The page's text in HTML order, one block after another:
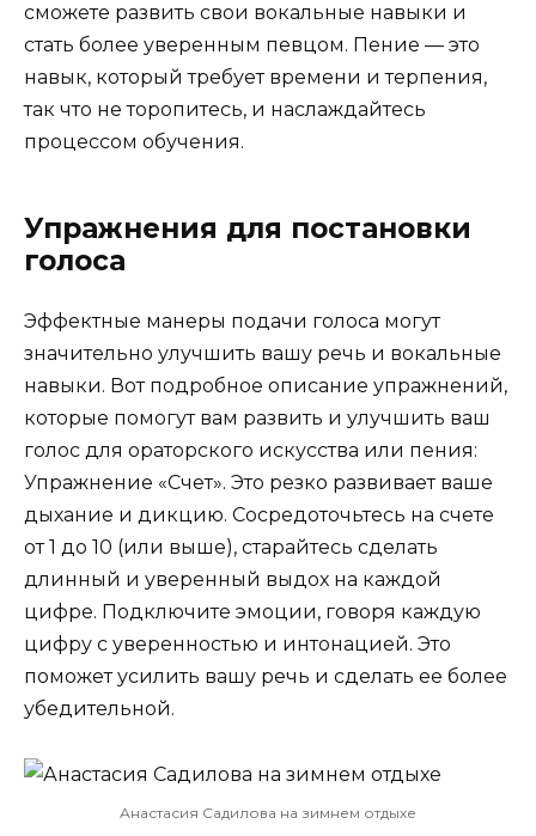
сможете развить свои вокальные навыки и
стать более уверенным певцом. Пение — это
навык, который требует времени и терпения,
так что не торопитесь, и наслаждайтесь
процессом обучения.
Упражнения для постановки
голоса
Эффектные манеры подачи голоса могут
значительно улучшить вашу речь и вокальные
навыки. Вот подробное описание упражнений,
которые помогут вам развить и улучшить ваш
голос для ораторского искусства или пения:
Упражнение «Счет». Это резко развивает ваше
дыхание и дикцию. Сосредоточьтесь на счете
от 1 до 10 (или выше), старайтесь сделать
длинный и уверенный выдох на каждой
цифре. Подключите эмоции, говоря каждую
цифру с уверенностью и интонацией. Это
поможет усилить вашу речь и сделать ее более
убедительной.
Анастасия Садилова на зимнем отдыхе